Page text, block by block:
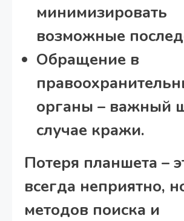
минимизировать
возможные
Обращение в
органы – важный
случае кражи.
Потеря планшета –
всегда неприятно,
методов поиска и